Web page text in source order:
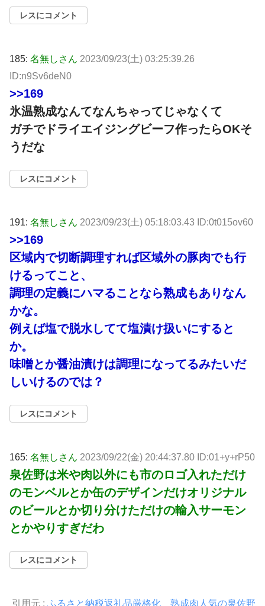
レスにコメント
185: 名無しさん 2023/09/23(土) 03:25:39.26
ID:n9Sv6deN0
>>169
氷温熟成なんてなんちゃってじゃなくて
ガチでドライエイジングビーフ作ったらOKそ
うだな
レスにコメント
191: 名無しさん 2023/09/23(土) 05:18:03.43 ID:0t015ov60
>>169
区域内で切断調理すれば区域外の豚肉でも行
けるってこと、
調理の定義にハマることなら熟成もありなん
かな。
例えば塩で脱水してて塩漬け扱いにすると
か。
味噌とか醤油漬けは調理になってるみたいだ
しいけるのでは？
レスにコメント
165: 名無しさん 2023/09/22(金) 20:44:37.80 ID:01+y+rP50
泉佐野は米や肉以外にも市のロゴ入れただけ
のモンベルとか缶のデザインだけオリジナル
のビールとか切り分けただけの輸入サーモン
とかやりすぎだわ
レスにコメント
引用元 : ふるさと納税返礼品厳格化 熟成肉人気の泉佐野